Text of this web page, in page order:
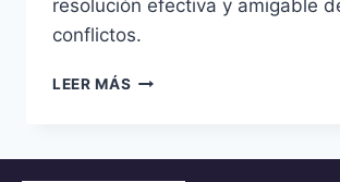
resolución efectiva y amigable
conflictos.
LEER MÁS